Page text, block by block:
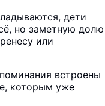
дети
но заметную долю
или
встроены
которым уже